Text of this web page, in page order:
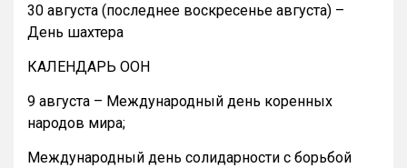
30 августа (последнее воскресенье августа) –
День шахтера
КАЛЕНДАРЬ ООН
9 августа – Международный день коренных
народов мира;
Международный день солидарности с борьбой